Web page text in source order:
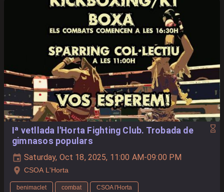
Iª vetllada l'Horta Fighting Club. Trobada de
gimnasos populars
Saturday, Oct 18, 2025, 11:00 AM-09:00 PM
CSOA L'Horta
benimaclet combat CSOA l'Horta